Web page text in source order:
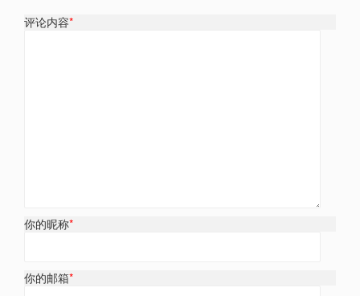
评论内容*
你的昵称*
你的邮箱*